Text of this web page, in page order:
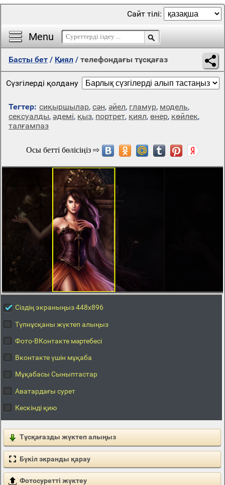
Menu
Сайт тілі:
Басты бет / Қиял / телефондағы тұсқағаз
Сүзгілерді қолдану
Тегтер: сиқыршылар, сән, әйел, гламур, модель,
сексуалды, әдемі, қыз, портрет, қиял, өнер, көйлек,
талғампаз
Сіздің экраныңыз 448x896
Түпнұсқаны жүктеп алыңыз
Фото-ВКонтакте мәртебесі
Вконтакте үшін мұқаба
Мұқабасы Сыныптастар
Аватардағы сурет
Кескінді қию
Тұсқағазды жүктеп алыңыз
Бүкіл экранды қарау
Фотосуретті жүктеу